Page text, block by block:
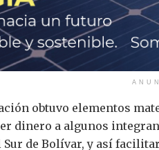
obtuvo elementos
dinero a algunos
Sur de Bolívar, y así